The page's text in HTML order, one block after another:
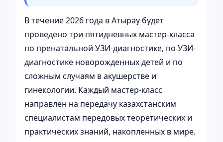
В течение 2026 года в Атырау будет
проведено три пятидневных мастер-класса
по пренатальной УЗИ-диагностике, по УЗИ-
диагностике новорожденных детей и по
сложным случаям в акушерстве и
гинекологии. Каждый мастер-класс
направлен на передачу казахстанским
специалистам передовых теоретических и
практических знаний, накопленных в мире.